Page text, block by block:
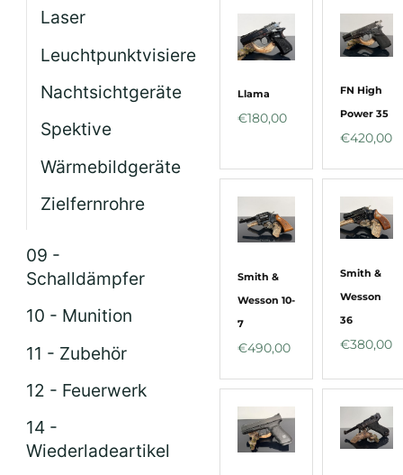
Laser
Leuchtpunktvisiere
Nachtsichtgeräte
Spektive
Wärmebildgeräte
Zielfernrohre
09 -
Schalldämpfer
10 - Munition
11 - Zubehör
12 - Feuerwerk
14 -
Wiederladeartikel
Llama
€180,00
FN High
Power 35
€420,00
Smith &
Wesson 10-
7
€490,00
Smith &
Wesson
36
€380,00